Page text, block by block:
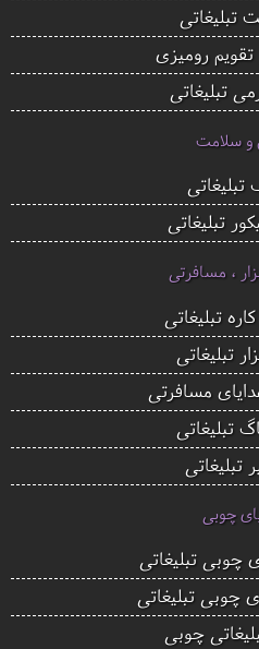
تبلیغاتی
رومیزی
تبلیغاتی
و سلامت
تبلیغاتی
، مسافرتی
تبلیغاتی
تبلیغاتی
مسافرتی
تبلیغاتی
تبلیغاتی
چوبی
چوبی تبلیغاتی
چوبی تبلیغاتی
چوبی